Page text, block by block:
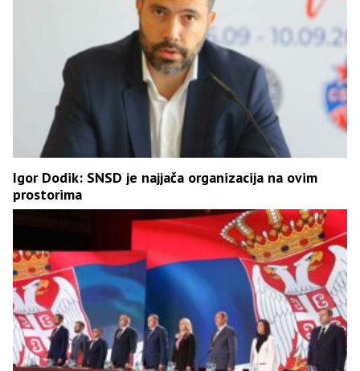
Igor Dodik: SNSD je najjača organizacija na ovim
prostorima